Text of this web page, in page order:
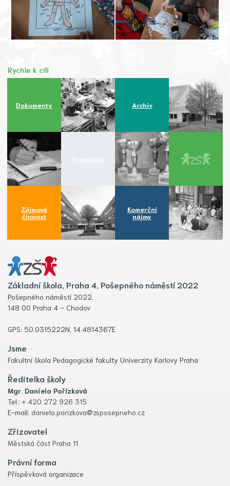
Rychle k cíli
Dokumenty Archiv
Zájmová
činnost
Komerční
nájmy
Základní škola, Praha 4, Pošepného náměstí 2022
Pošepného náměstí 2022,
148 00 Praha 4 – Chodov
GPS: 50.0315222N, 14.4814367E
Jsme
Fakultní škola Pedagogické fakulty Univerzity Karlovy Praha
Ředitelka školy
Mgr. Daniela Pořízková
Tel.: + 420 272 926 315
E-mail: daniela.porizkova@zsposepneho.cz
Zřizovatel
Městská část Praha 11
Právní forma
Příspěvková organizace